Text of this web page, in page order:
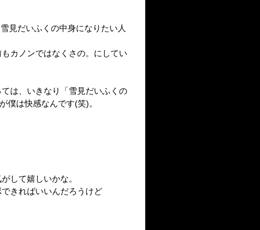
見だいふくの中身になりたい人
カノンではなくさの。にしてい
は、いきなり「雪見だいふくの
僕は快感なんです(笑)。
して嬉しいかな。
きればいいんだろうけど